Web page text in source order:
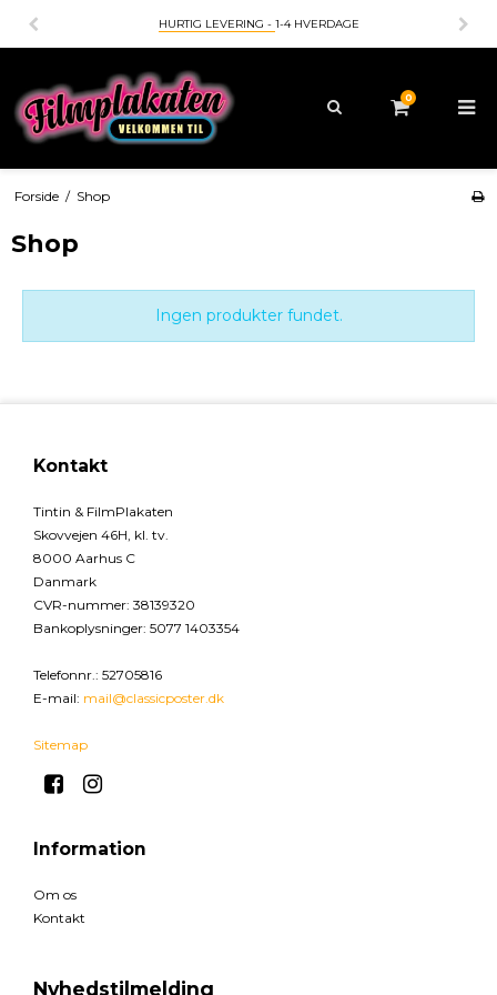
HURTIG LEVERING - 1-4 HVERDAGE
0
Forside / Shop
Shop
Ingen produkter fundet.
Kontakt
Tintin & FilmPlakaten
Skovvejen 46H, kl. tv.
8000 Aarhus C
Danmark
CVR-nummer: 38139320
Bankoplysninger: 5077 1403354
Telefonnr.: 52705816
E-mail: mail@classicposter.dk
Sitemap
Information
Om os
Kontakt
Nyhedstilmelding